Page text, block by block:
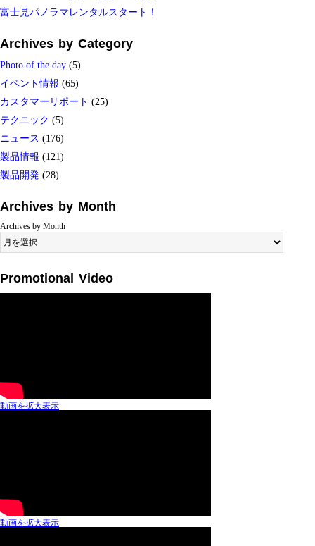
富士見パノラマレンタルスタート！
Archives by Category
Photo of the day (5)
イベント情報 (65)
カスタマーリポート (25)
テクニック (5)
ニュース (176)
製品情報 (121)
製品開発 (28)
Archives by Month
Archives by Month
Promotional Video
動画を拡大表示
動画を拡大表示